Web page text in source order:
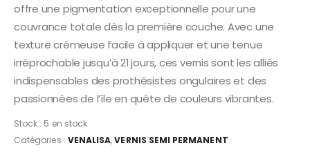
offre une pigmentation exceptionnelle pour une
couvrance totale dès la première couche. Avec une
texture crémeuse facile à appliquer et une tenue
irréprochable jusqu’à 21 jours, ces vernis sont les alliés
indispensables des prothésistes ongulaires et des
passionnées de l’île en quête de couleurs vibrantes.
Stock : 5 en stock
Catégories : VENALISA,VERNIS SEMI PERMANENT